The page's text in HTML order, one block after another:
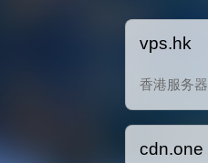
vps.hk
香港服务器
cdn.one